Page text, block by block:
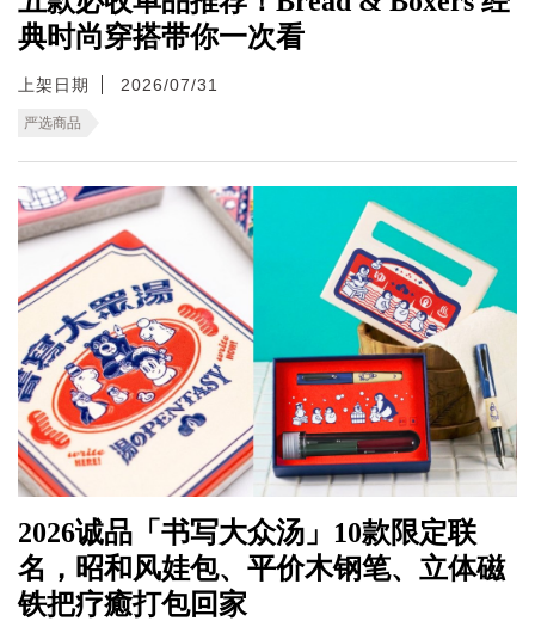
典时尚穿搭带你一次看
上架日期 2026/07/31
严选商品
2026诚品「书写大众汤」10款限定联
名，昭和风娃包、平价木钢笔、立体磁
铁把疗癒打包回家